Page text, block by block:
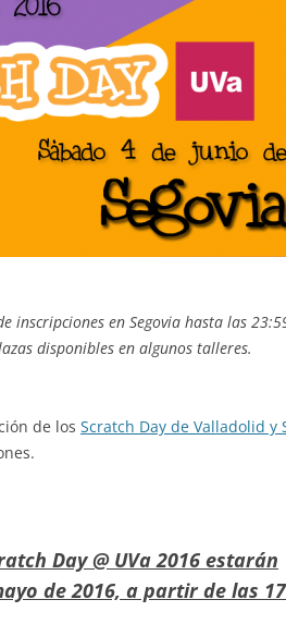
inscripciones en Segovia hasta las
disponibles en algunos talleres.
de los Scratch Day de Valladolid y
Day @ UVa 2016 estarán
de 2016, a partir de las